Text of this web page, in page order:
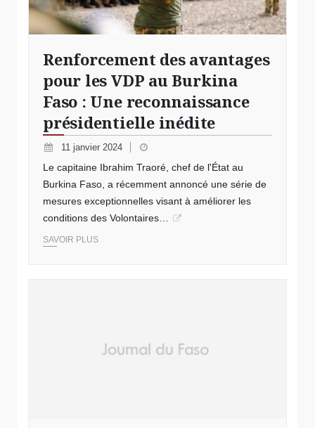
Renforcement des avantages
pour les VDP au Burkina
Faso : Une reconnaissance
présidentielle inédite
11 janvier 2024
Le capitaine Ibrahim Traoré, chef de l'État au
Burkina Faso, a récemment annoncé une série de
mesures exceptionnelles visant à améliorer les
conditions des Volontaires…
SAVOIR PLUS